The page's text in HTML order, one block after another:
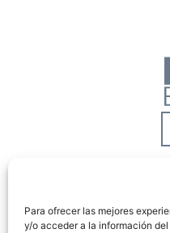
Para ofrecer las mejores
y/o acceder a la información